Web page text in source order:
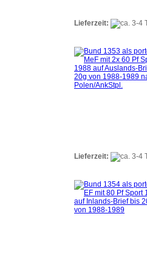
Lieferzeit:
Lieferzeit: